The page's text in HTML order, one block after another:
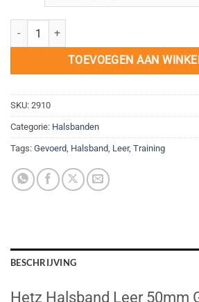
Hetz Halsband Leer 50mm Gevoerd aantal
TOEVOEGEN AAN
SKU: 2910
Categorie: Halsbanden
Tags: Gevoerd, Halsband, Leer, Training
BESCHRIJVING
Hetz Halsband Leer 50mm